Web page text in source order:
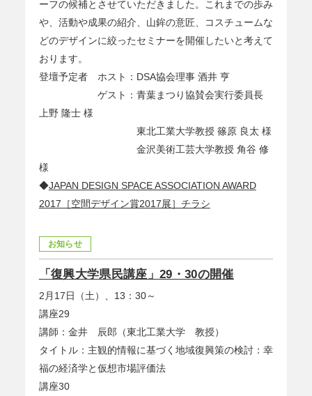
ーフの候補とさせていただきました。これまでの歩み
や、活動や成果の紹介、山鉾の意匠、コスチュームな
どのデザインに絞ったセミナーを開催したいと考えて
おります。
登壇予定者 ホスト：DSA協会理事 酒井 亨
ゲスト：青葉まつり協賛会実行委員長
上野 隆士 様
東北工業大学教授 篠原 良太 様
金沢美術工芸大学教授 角谷 修
様
◆JAPAN DESIGN SPACE ASSOCIATION AWARD
2017［空間デザイン賞2017展］チラシ
お知らせ
「復興大学県民講座」29・30の開催
2月17日（土）、13：30～
講座29
講師：金井 辰郎（東北工業大学 教授）
タイトル：主観的情報に基づく地域復興策の検討：幸
福の経済学と仮想市場評価法
講座30